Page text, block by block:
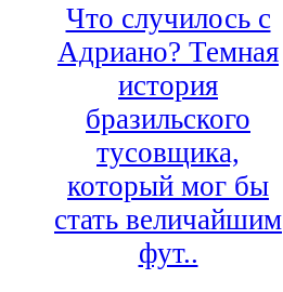
Что случилось с
Адриано? Темная
история
бразильского
тусовщика,
который мог бы
стать величайшим
фут..